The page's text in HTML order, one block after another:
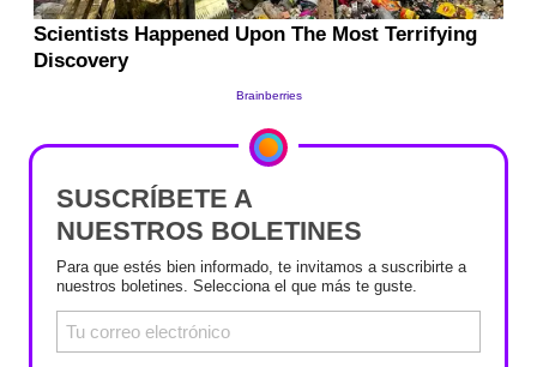
SUSCRÍBETE A
NUESTROS BOLETINES
Para que estés bien informado, te invitamos a suscribirte a
nuestros boletines. Selecciona el que más te guste.